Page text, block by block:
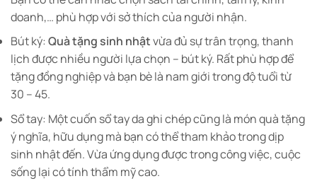
doanh,… phù hợp với sở thích của người nhận.
Bút ký: Quà tặng sinh nhậtvừa đủ sự trân trọng, thanh
lịch được nhiều người lựa chọn – bút ký. Rất phù hợp để
tặng đồng nghiệp và bạn bè là nam giới trong độ tuổi từ
30 – 45.
Sổ tay: Một cuốn sổ tay da ghi chép cũng là món quà tặng
ý nghĩa, hữu dụng mà bạn có thể tham khảo trong dịp
sinh nhật đến. Vừa ứng dụng được trong công việc, cuộc
sống lại có tính thẩm mỹ cao.